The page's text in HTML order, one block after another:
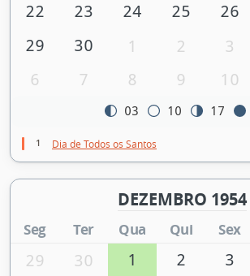
22
23 24 25 26
29
30 1 2 3
6
7 8 9 10
03 10 17
1 Dia de Todos os Santos
DEZEMBRO 1954
Seg Ter Qua Qui Sex
29 30 1 2 3